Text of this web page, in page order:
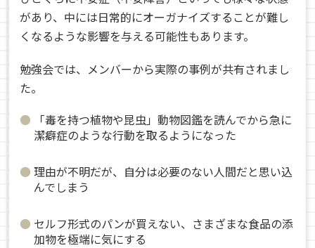
があり、中には日常的にオーガナイズすることが難し
くなるような影響を与える可能性もあります。
勉強会では、メンバーから実際の事例が共有されまし
た。
「毒を持つ植物や昆虫」動物図鑑を読んでから急に
潔癖症のような行動を取るようになった
理由が不明だが、自分は必要のない人間だと思い込
んでしまう
セルフ形式のパンが買えない、さまざまな食品の添
加物を極端に気にする